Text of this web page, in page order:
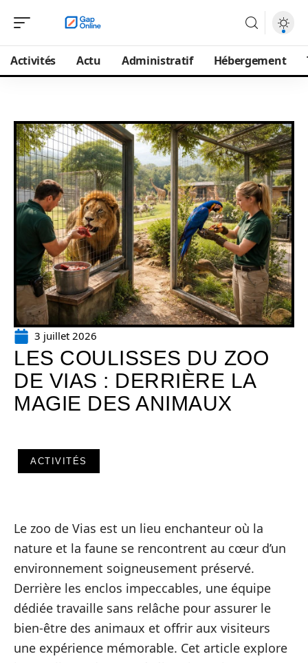
Activités Actu Administratif Hébergement
3 juillet 2026
LES COULISSES DU ZOO
DE VIAS : DERRIÈRE LA
MAGIE DES ANIMAUX
ACTIVITÉS
Le zoo de Vias est un lieu enchanteur où la
nature et la faune se rencontrent au cœur d’un
environnement soigneusement préservé.
Derrière les enclos impeccables, une équipe
dédiée travaille sans relâche pour assurer le
bien-être des animaux et offrir aux visiteurs
une expérience mémorable. Cet article explore